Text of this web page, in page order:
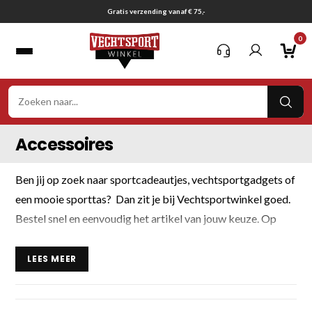
naar
Gratis verzending vanaf € 75,-
0
Accessoires
Ben jij op zoek naar sportcadeautjes, vechtsportgadgets of
een mooie sporttas? Dan zit je bij Vechtsportwinkel goed.
Bestel snel en eenvoudig het artikel van jouw keuze. Op
de zelfde dag.
LEES MEER